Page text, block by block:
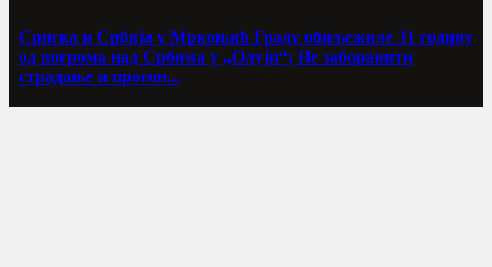
Српска и Србија у Мркоњић Граду обиљежиле 31 годину
од погрома над Србима у „Олуји“; Не заборавити
страдање и прогон...